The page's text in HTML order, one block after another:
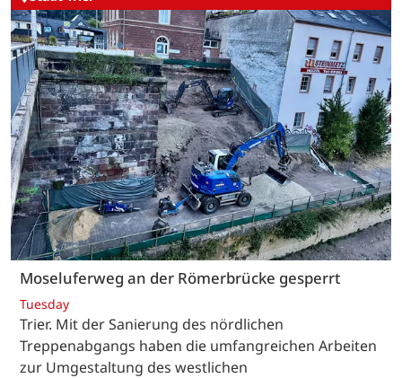
Moseluferweg an der Römerbrücke gesperrt
Tuesday
Trier. Mit der Sanierung des nördlichen
Treppenabgangs haben die umfangreichen Arbeiten
zur Umgestaltung des westlichen